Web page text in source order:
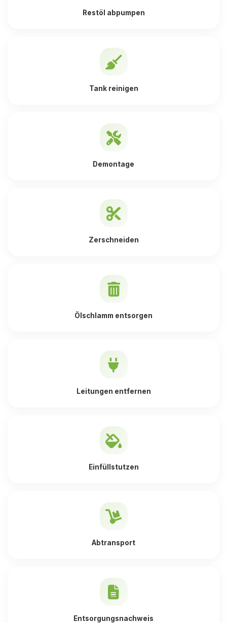
Restöl abpumpen
Tank reinigen
Demontage
Zerschneiden
Ölschlamm entsorgen
Leitungen entfernen
Einfüllstutzen
Abtransport
Entsorgungsnachweis